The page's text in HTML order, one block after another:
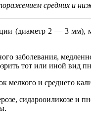
средних и
(диаметр 2 — 3 мм),
заболевания,
тот или иной вид
мелкого и среднего
сидарооиликозе и